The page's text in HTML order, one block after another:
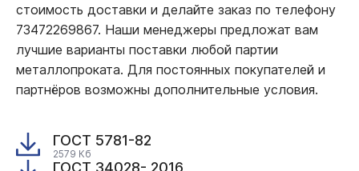
стоимость доставки и делайте заказ по телефону
73472269867. Наши менеджеры предложат вам
лучшие варианты поставки любой партии
металлопроката. Для постоянных покупателей и
партнёров возможны дополнительные условия.
ГОСТ 5781-82
2579 Кб
ГОСТ 34028- 2016